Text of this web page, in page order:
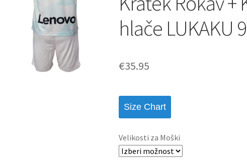
hlače LUKAKU
€35.95
Size Chart
Velikosti za Moški